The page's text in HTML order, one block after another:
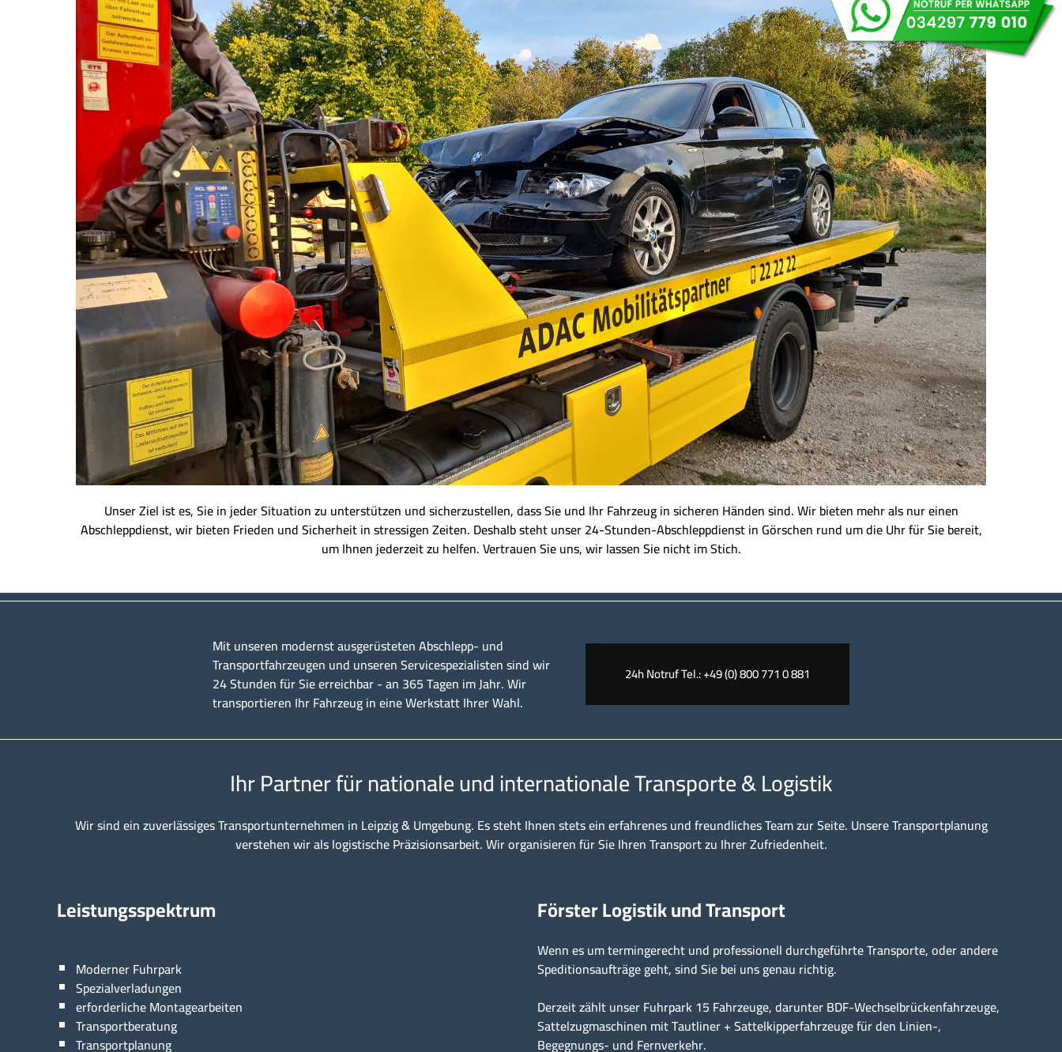
Unser Ziel ist es, Sie in jeder Situation zu unterstützen und sicherzustellen, dass Sie und Ihr Fahrzeug in sicheren Händen sind. Wir bieten mehr als nur einen
Abschleppdienst, wir bieten Frieden und Sicherheit in stressigen Zeiten. Deshalb steht unser 24-Stunden-Abschleppdienst in Görschen rund um die Uhr für Sie bereit,
um Ihnen jederzeit zu helfen. Vertrauen Sie uns, wir lassen Sie nicht im Stich.
Mit unseren modernst ausgerüsteten Abschlepp- und
Transportfahrzeugen und unseren Servicespezialisten sind wir
24 Stunden für Sie erreichbar - an 365 Tagen im Jahr. Wir
transportieren Ihr Fahrzeug in eine Werkstatt Ihrer Wahl.
24h Notruf Tel.: +49 (0) 800 771 0 881
Ihr Partner für nationale und internationale Transporte & Logistik
Wir sind ein zuverlässiges Transportunternehmen in Leipzig & Umgebung. Es steht Ihnen stets ein erfahrenes und freundliches Team zur Seite. Unsere Transportplanung
verstehen wir als logistische Präzisionsarbeit. Wir organisieren für Sie Ihren Transport zu Ihrer Zufriedenheit.
Leistungsspektrum
Moderner Fuhrpark
Spezialverladungen
erforderliche Montagearbeiten
Transportberatung
Transportplanung
Förster Logistik und Transport
Wenn es um termingerecht und professionell durchgeführte Transporte, oder andere
Speditionsaufträge geht, sind Sie bei uns genau richtig.
Derzeit zählt unser Fuhrpark 15 Fahrzeuge, darunter BDF-Wechselbrückenfahrzeuge,
Sattelzugmaschinen mit Tautliner + Sattelkipperfahrzeuge für den Linien-,
Begegnungs- und Fernverkehr.